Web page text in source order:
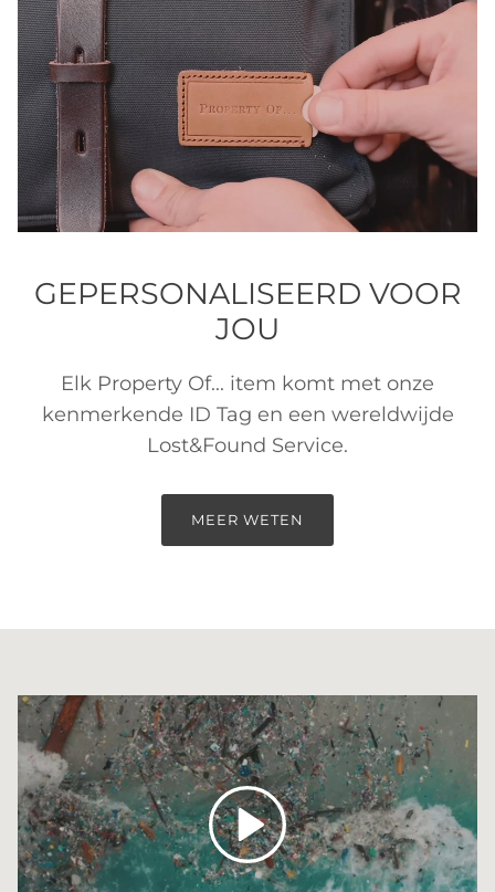
GEPERSONALISEERD VOOR
JOU
Elk Property Of... item komt met onze
kenmerkende ID Tag en een wereldwijde
Lost&Found Service.
MEER WETEN
Spelen